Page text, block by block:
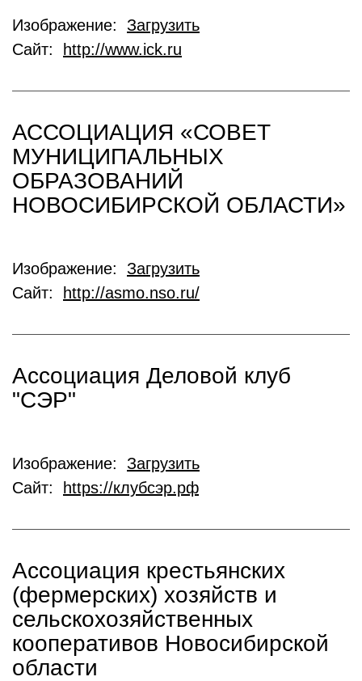
Изображение: Загрузить
Сайт:
http://www.ick.ru
АССОЦИАЦИЯ «СОВЕТ
МУНИЦИПАЛЬНЫХ
ОБРАЗОВАНИЙ
НОВОСИБИРСКОЙ ОБЛАСТИ»
Изображение: Загрузить
Сайт:
http://asmo.nso.ru/
Ассоциация Деловой клуб
"СЭР"
Изображение: Загрузить
Сайт:
https://клубсэр.рф
Ассоциация крестьянских
(фермерских) хозяйств и
сельскохозяйственных
кооперативов Новосибирской
области